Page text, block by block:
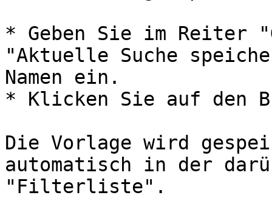
* Geben Sie im Reiter
"Aktuelle Suche
Namen ein.
* Klicken Sie auf den
Die Vorlage wird
automatisch in der
"Filterliste".